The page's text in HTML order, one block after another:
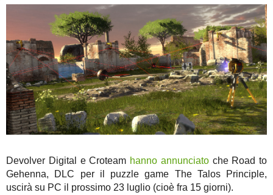
Devolver Digital e Croteam hanno annunciatoche Road to
Gehenna, DLC per il puzzle game The Talos Principle,
uscirà su PC il prossimo 23 luglio (cioè fra 15 giorni).